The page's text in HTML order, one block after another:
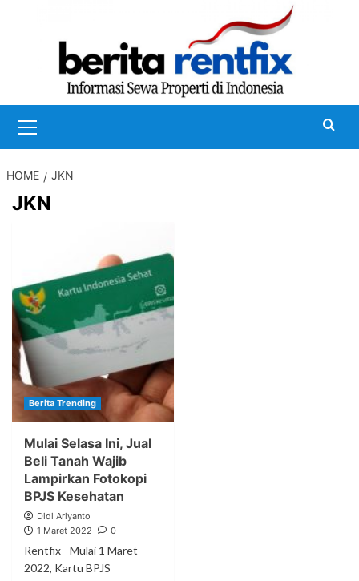
Menu
HOME JKN
JKN
Berita Trending
Mulai Selasa Ini, Jual
Beli Tanah Wajib
Lampirkan Fotokopi
BPJS Kesehatan
Didi Ariyanto
1 Maret 2022
0
Rentfix - Mulai 1 Maret
2022, Kartu BPJS